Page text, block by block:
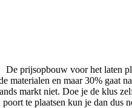
De prijsopbouw voor het laten
materialen en maar 30%
markt niet. Doe je de klus
te plaatsen kun je dan dus